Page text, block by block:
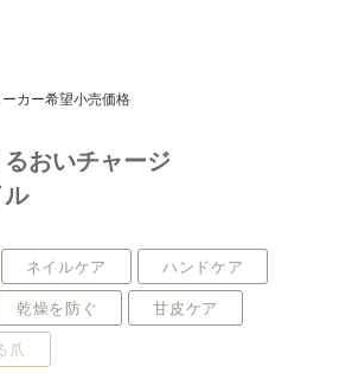
おいチャージ
ル
ネイルケア ハンドケア
乾燥を防ぐ 甘皮ケア
爪